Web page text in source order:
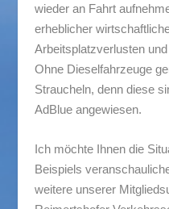
wieder an Fahrt
erheblicher
Arbeitsplatzverlusten
Ohne Dieselfahrzeuge
Straucheln, denn diese
AdBlue angewiesen.
Ich möchte Ihnen die
Beispiels
weitere unserer